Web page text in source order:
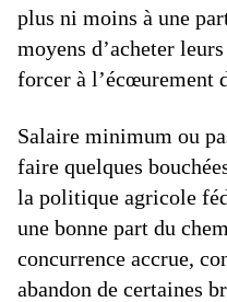
plus ni moins à une
moyens d’acheter
forcer à l’écœurement
Salaire minimum ou
faire quelques
la politique agricole
une bonne part du
concurrence accrue,
abandon de certaines